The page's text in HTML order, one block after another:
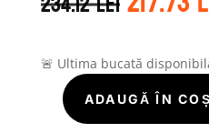
inițial
fost:
234.12
🚨 Ultima bucată
CantitateADAUGĂ ÎN COȘ